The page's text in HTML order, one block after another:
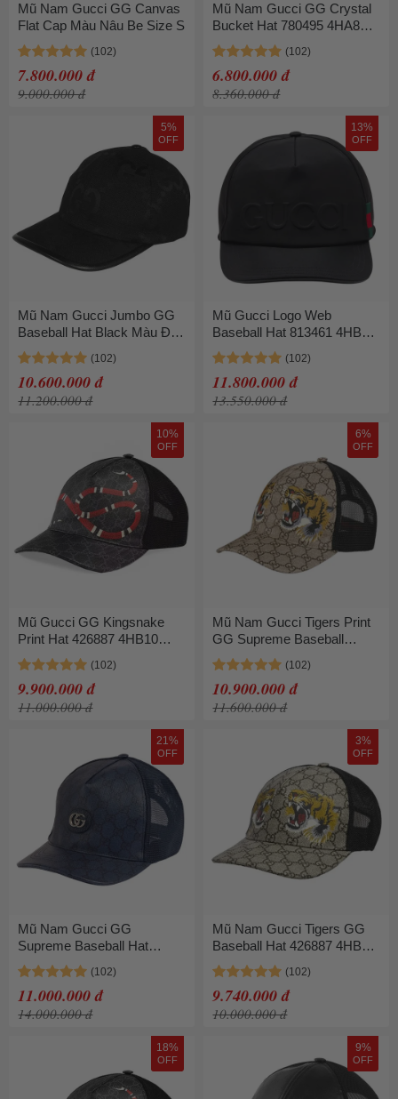
Mũ Nam Gucci GG Canvas
Flat Cap Màu Nâu Be Size S
7.800.000 đ
9.000.000 đ
Mũ Nam Gucci GG Crystal
Bucket Hat 780495 4HA8N
1060 Màu Đen Size S
6.800.000 đ
8.360.000 đ
5%
OFF
Mũ Nam Gucci Jumbo GG
Baseball Hat Black Màu Đen
Size M
10.600.000 đ
11.200.000 đ
13%
OFF
Mũ Gucci Logo Web
Baseball Hat 813461 4HBD2
1060 Màu Đen Size S
11.800.000 đ
13.550.000 đ
10%
OFF
Mũ Gucci GG Kingsnake
Print Hat 426887 4HB10
1060 Màu Đen Size M
9.900.000 đ
11.000.000 đ
6%
OFF
Mũ Nam Gucci Tigers Print
GG Supreme Baseball
Beige Size L
10.900.000 đ
11.600.000 đ
21%
OFF
Mũ Nam Gucci GG
Supreme Baseball Hat
‎733927 4HAXN 8468 Màu
Xanh Size S
11.000.000 đ
14.000.000 đ
3%
OFF
Mũ Nam Gucci Tigers GG
Baseball Hat 426887 4HB13
2160 Màu Be Đen Size L
9.740.000 đ
10.000.000 đ
18%
OFF
9%
OFF